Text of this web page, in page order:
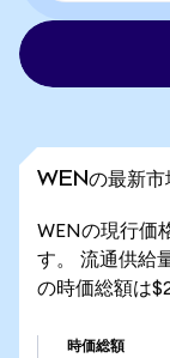
WENの最新市
WENの現行価
す。 流通供給
の時価総額は
時価総額